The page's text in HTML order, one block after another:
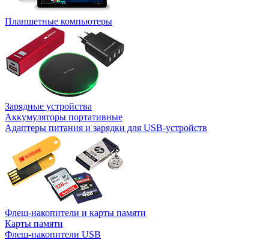
Планшетные компьютеры
Зарядные устройства
Аккумуляторы портативные
Адаптеры питания и зарядки для USB-устройств
Флеш-накопители и карты памяти
Карты памяти
Флеш-накопители USB